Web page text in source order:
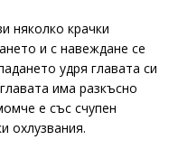
няколко крачки
и с навеждане се
удря главата си
има разкъсно
е със счупен
охлузвания.